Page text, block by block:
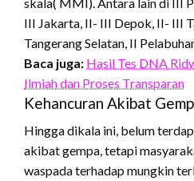
III Jakarta, II- III Depok, II- III
Tangerang Selatan, II
Baca juga: Hasil Tes DNA
Ilmiah dan Proses Transparan
Kehancuran Akibat
Hingga dikala ini, belum
akibat gempa, tetapi
waspada terhadap mungkin